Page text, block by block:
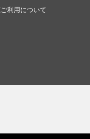
利用について